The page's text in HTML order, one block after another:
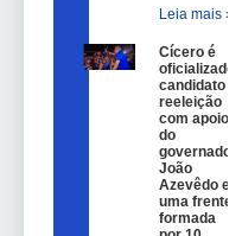
Leia mais »
Cícero é
oficializado
candidato a
reeleição
com apoio
do
governador
João
Azevêdo e
uma frente
formada